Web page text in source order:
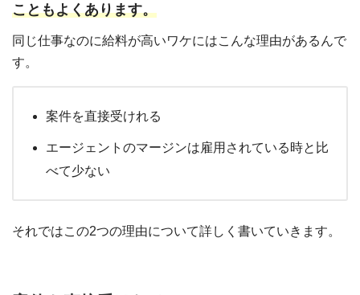
こともよくあります。
同じ仕事なのに給料が高いワケにはこんな理由があるんで
す。
案件を直接受けれる
エージェントのマージンは雇用されている時と比
べて少ない
それではこの2つの理由について詳しく書いていきます。